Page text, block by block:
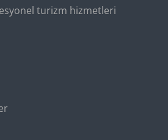
turizm hizmetleri